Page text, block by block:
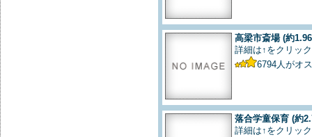
高梁市斎場 (約
詳細は↑をクリック
6794 人がオ
落合学童保育 (約
詳細は↑をクリック